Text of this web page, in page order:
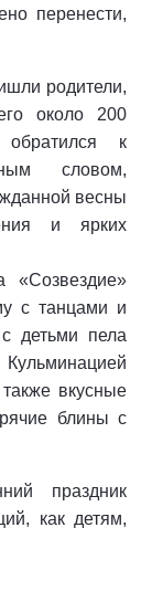
перенести,
родители,
около 200
к
словом,
весны
и ярких
«Созвездие»
с танцами и
детьми пела
вкусные
блины с
праздник
как детям,